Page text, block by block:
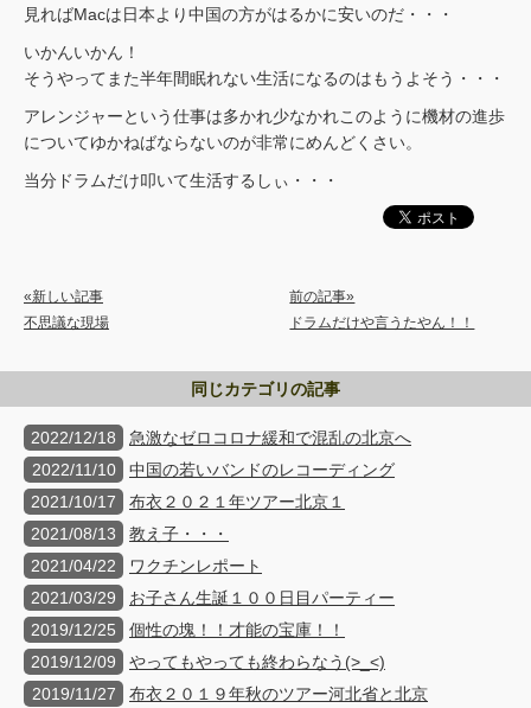
見ればMacは日本より中国の方がはるかに安いのだ・・・
いかんいかん！
そうやってまた半年間眠れない生活になるのはもうよそう・・・
アレンジャーという仕事は多かれ少なかれこのように機材の進歩
についてゆかねばならないのが非常にめんどくさい。
当分ドラムだけ叩いて生活するしぃ・・・
«新しい記事
不思議な現場
前の記事»
ドラムだけや言うたやん！！
同じカテゴリの記事
2022/12/18
急激なゼロコロナ緩和で混乱の北京へ
2022/11/10
中国の若いバンドのレコーディング
2021/10/17
布衣２０２１年ツアー北京１
2021/08/13
教え子・・・
2021/04/22
ワクチンレポート
2021/03/29
お子さん生誕１００日目パーティー
2019/12/25
個性の塊！！才能の宝庫！！
2019/12/09
やってもやっても終わらなう(>_<)
2019/11/27
布衣２０１９年秋のツアー河北省と北京